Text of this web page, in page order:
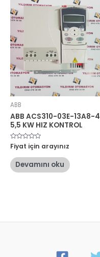
ABB
ABB ACS310-03E-13A8-4
5,5 KW HIZ KONTROL
5
üzerinden
oy
aldı
Fiyat için arayınız
Devamını oku